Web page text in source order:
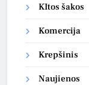
KItos šakos
Komercija
Krepšinis
Naujienos